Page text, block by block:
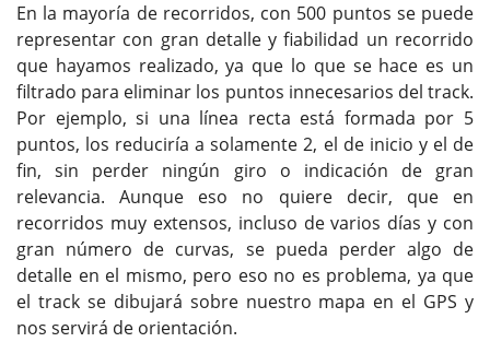
En la mayoría de recorridos, con 500 puntos se puede
representar con gran detalle y fiabilidad un recorrido
que hayamos realizado, ya que lo que se hace es un
filtrado para eliminar los puntos innecesarios del track.
Por ejemplo, si una línea recta está formada por 5
puntos, los reduciría a solamente 2, el de inicio y el de
fin, sin perder ningún giro o indicación de gran
relevancia. Aunque eso no quiere decir, que en
recorridos muy extensos, incluso de varios días y con
gran número de curvas, se pueda perder algo de
detalle en el mismo, pero eso no es problema, ya que
el track se dibujará sobre nuestro mapa en el GPS y
nos servirá de orientación.